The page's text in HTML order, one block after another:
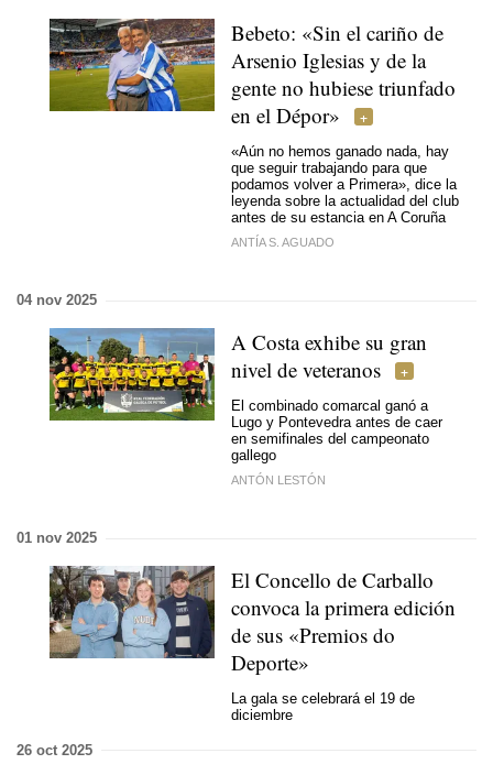
Bebeto: «Sin el cariño de
Arsenio Iglesias y de la
gente no hubiese triunfado
en el Dépor»
«Aún no hemos ganado nada, hay
que seguir trabajando para que
podamos volver a Primera», dice la
leyenda sobre la actualidad del club
antes de su estancia en A Coruña
ANTÍA S. AGUADO
04 nov 2025
A Costa exhibe su gran
nivel de veteranos
El combinado comarcal ganó a
Lugo y Pontevedra antes de caer
en semifinales del campeonato
gallego
ANTÓN LESTÓN
01 nov 2025
El Concello de Carballo
convoca la primera edición
de sus «Premios do
Deporte»
La gala se celebrará el 19 de
diciembre
26 oct 2025